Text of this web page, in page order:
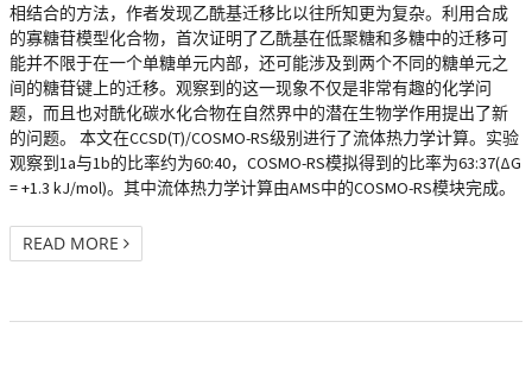
相结合的方法，作者发现乙酰基迁移比以往所知更为复杂。利用合成
的寡糖苷模型化合物，首次证明了乙酰基在低聚糖和多糖中的迁移可
能并不限于在一个单糖单元内部，还可能涉及到两个不同的糖单元之
间的糖苷键上的迁移。观察到的这一现象不仅是非常有趣的化学问
题，而且也对酰化碳水化合物在自然界中的潜在生物学作用提出了新
的问题。 本文在CCSD(T)/COSMO-RS级别进行了流体热力学计算。实验
观察到1a与1b的比率约为60:40，COSMO-RS模拟得到的比率为63:37(ΔG
= +1.3 kJ/mol)。其中流体热力学计算由AMS中的COSMO-RS模块完成。
READ MORE